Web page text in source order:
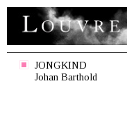
JONGKIND
Johan Barthold